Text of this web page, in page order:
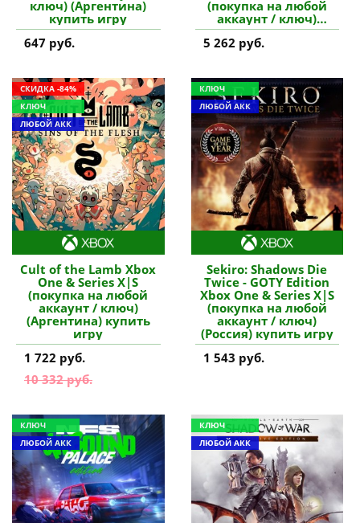
ключ) (Аргентина)
купить игру
647 руб.
(покупка на любой
аккаунт / ключ)
(Польша) купить игру
5 262 руб.
СКИДКА -84%
КЛЮЧ
ЛЮБОЙ АКК
Cult of the Lamb Xbox
One & Series X|S
(покупка на любой
аккаунт / ключ)
(Аргентина) купить
игру
1 722 руб.
10 332 руб.
КЛЮЧ
ЛЮБОЙ АКК
Sekiro: Shadows Die
Twice - GOTY Edition
Xbox One & Series X|S
(покупка на любой
аккаунт / ключ)
(Россия) купить игру
1 543 руб.
КЛЮЧ
ЛЮБОЙ АКК
КЛЮЧ
ЛЮБОЙ АКК